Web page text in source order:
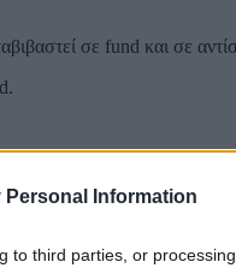
Personal Information
to third parties, or
σε fund και σε
όχι από τον ίδιο τον
επιβάρυνσης από τη